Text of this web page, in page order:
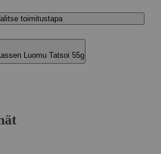
toimitustapa
Luomu Tatsoi 55g